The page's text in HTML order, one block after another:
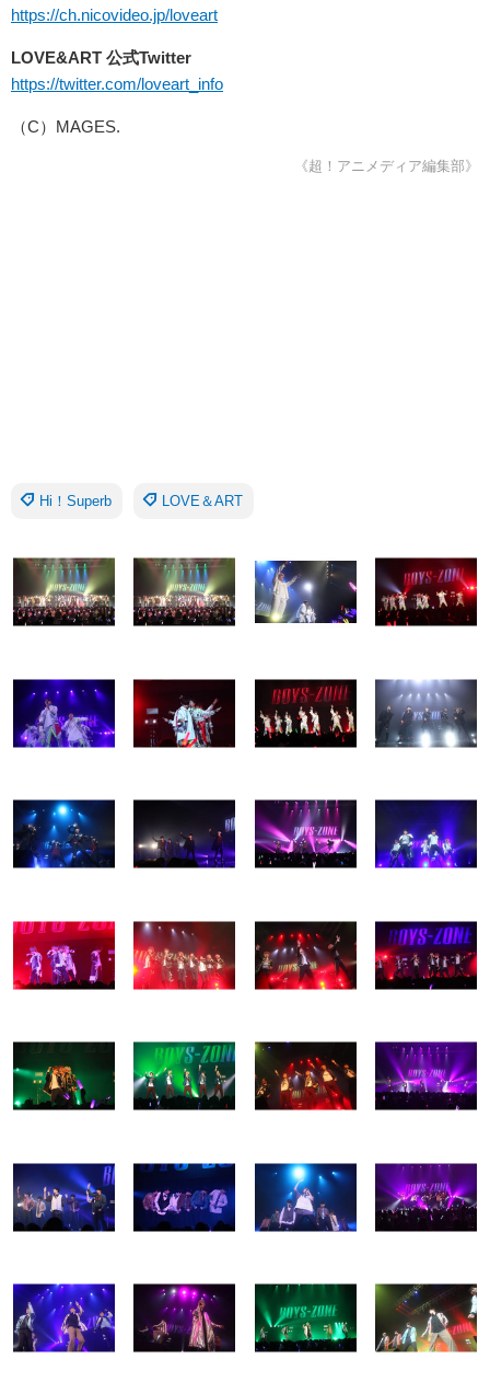
https://ch.nicovideo.jp/loveart
LOVE&ART 公式Twitter
https://twitter.com/loveart_info
（C）MAGES.
《超！アニメディア編集部》
Hi！Superb LOVE＆ART